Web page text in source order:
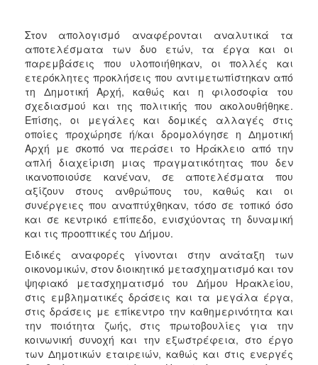
Στον απολογισμό αναφέρονται αναλυτικά τα
αποτελέσματα των δυο ετών, τα έργα και οι
παρεμβάσεις που υλοποιήθηκαν, οι πολλές και
ετερόκλητες προκλήσεις που αντιμετωπίστηκαν από
τη Δημοτική Αρχή, καθώς και η φιλοσοφία του
σχεδιασμού και της πολιτικής που ακολουθήθηκε.
Επίσης, οι μεγάλες και δομικές αλλαγές στις
οποίες προχώρησε ή/και δρομολόγησε η Δημοτική
Αρχή με σκοπό να περάσει το Ηράκλειο από την
απλή διαχείριση μιας πραγματικότητας που δεν
ικανοποιούσε κανέναν, σε αποτελέσματα που
αξίζουν στους ανθρώπους του, καθώς και οι
συνέργειες που αναπτύχθηκαν, τόσο σε τοπικό όσο
και σε κεντρικό επίπεδο, ενισχύοντας τη δυναμική
και τις προοπτικές του Δήμου.
Ειδικές αναφορές γίνονται στην ανάταξη των
οικονομικών, στον διοικητικό μετασχηματισμό και τον
ψηφιακό μετασχηματισμό του Δήμου Ηρακλείου,
στις εμβληματικές δράσεις και τα μεγάλα έργα,
στις δράσεις με επίκεντρο την καθημερινότητα και
την ποιότητα ζωής, στις πρωτοβουλίες για την
κοινωνική συνοχή και την εξωστρέφεια, στο έργο
των Δημοτικών εταιρειών, καθώς και στις ενεργές